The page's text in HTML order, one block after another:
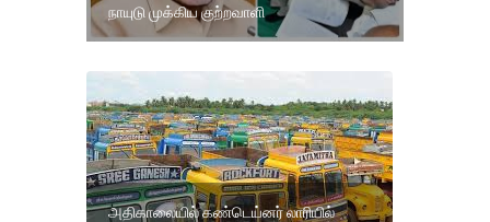
நாயுடு முக்கிய குற்றவாளி
அதிகாலையில் கண்டெய்னர் லாரியில்